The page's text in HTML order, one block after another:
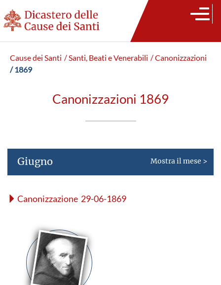
Cause dei Santi / Santi, Beati e Venerabili / Canonizzazioni
/ 1869
Canonizzazioni 1869
Giugno Mostra il mese >
Canonizzazione 29-06-1869